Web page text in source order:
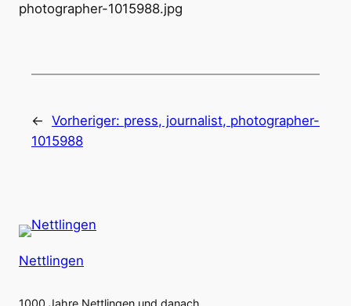
photographer-1015988.jpg
← Vorheriger: press, journalist, photographer-
1015988
Nettlingen